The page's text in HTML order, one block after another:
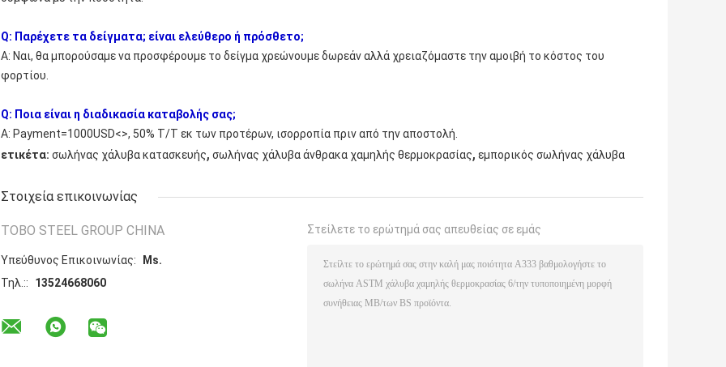
Q: Παρέχετε τα δείγματα; είναι ελεύθερο ή πρόσθετο;
Α: Ναι, θα μπορούσαμε να προσφέρουμε το δείγμα χρεώνουμε δωρεάν αλλά χρειαζόμαστε την αμοιβή το κόστος του
φορτίου.
Q: Ποια είναι η διαδικασία καταβολής σας;
Α: Payment=1000USD<>, 50% T/T εκ των προτέρων, ισορροπία πριν από την αποστολή.
ετικέτα: σωλήνας χάλυβα κατασκευής, σωλήνας χάλυβα άνθρακα χαμηλής θερμοκρασίας, εμπορικός σωλήνας χάλυβα
Στοιχεία επικοινωνίας
TOBO STEEL GROUP CHINA
Υπεύθυνος Επικοινωνίας:
Ms.
Τηλ.::
13524668060
Στείλετε το ερώτημά σας απευθείας σε εμάς